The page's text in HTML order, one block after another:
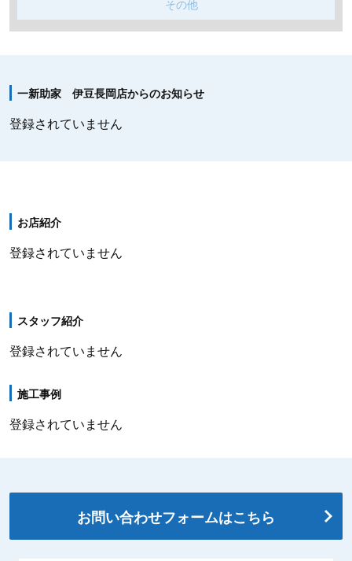
その他
一新助家 伊豆長岡店からのお知らせ
登録されていません
お店紹介
登録されていません
スタッフ紹介
登録されていません
施工事例
登録されていません
お問い合わせフォームはこちら